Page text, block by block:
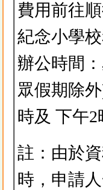
費用前往
紀念小學
辦公時間
眾假期除
時及 下午
註：由於
時，申請